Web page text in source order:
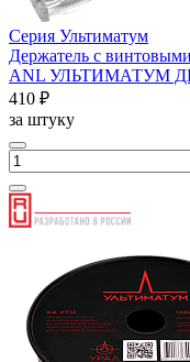
Серия Ультиматум
Держатель с
ANL УЛЬТИМАТУМ
410 ₽
за штуку